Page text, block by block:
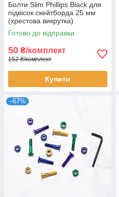
Болти Slim Phillips Black для
підвісок скейтборда 25 мм
(хрестова викрутка)
Готово до відправки
50 ₴/комплект
152 ₴/комплект
Купити
–67%